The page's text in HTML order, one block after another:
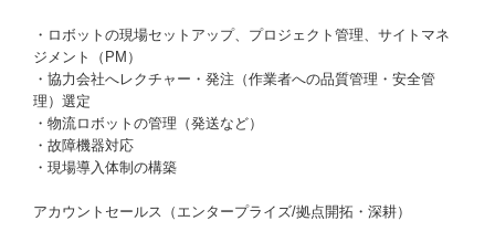
・ロボットの現場セットアップ、プロジェクト管理、サイトマネ
ジメント（PM）
・協力会社へレクチャー・発注（作業者への品質管理・安全管
理）選定
・物流ロボットの管理（発送など）
・故障機器対応
・現場導入体制の構築
アカウントセールス（エンタープライズ/拠点開拓・深耕）